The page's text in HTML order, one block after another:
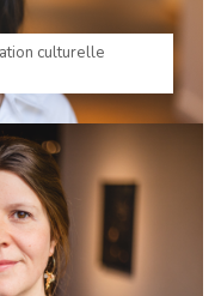
culturelle